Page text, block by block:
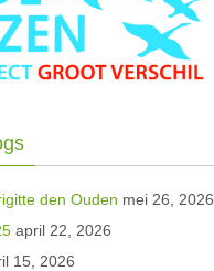
den Ouden mei 26, 2026
april 22, 2026
15, 2026